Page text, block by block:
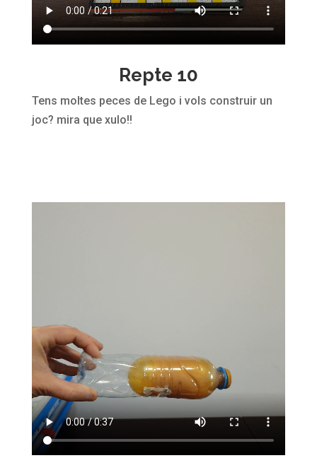
Repte 10
Tens moltes peces de Lego i vols construir un
joc? mira que xulo!!